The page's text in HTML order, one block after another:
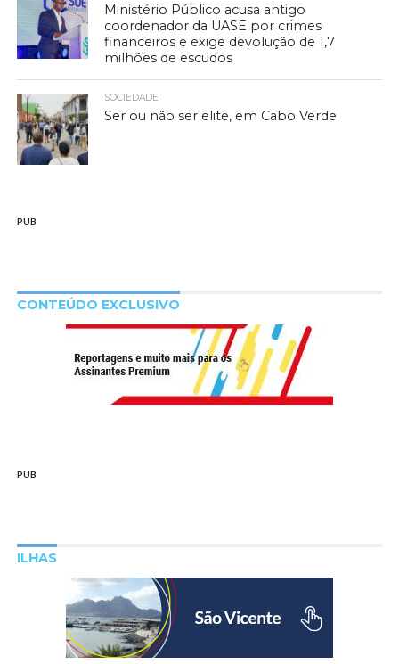
Ministério Público acusa antigo
coordenador da UASE por crimes
financeiros e exige devolução de 1,7
milhões de escudos
SOCIEDADE
Ser ou não ser elite, em Cabo Verde
PUB
CONTEÚDO EXCLUSIVO
PUB
ILHAS